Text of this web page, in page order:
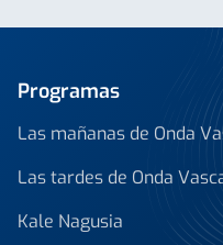
Programas
Las mañanas de Onda
Las tardes de Onda
Kale Nagusia